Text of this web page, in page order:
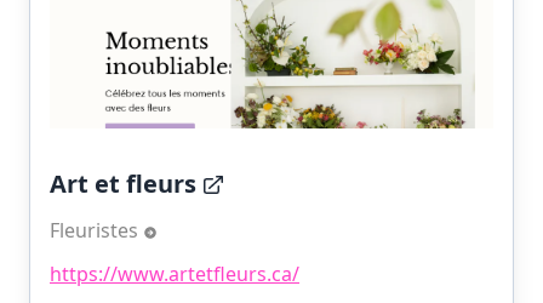
Art et fleurs
Fleuristes
https://www.artetfleurs.ca/